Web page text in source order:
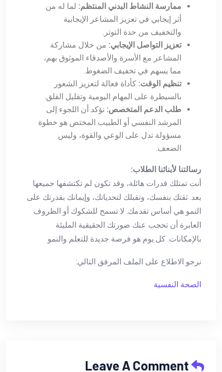
ممارسة النشاط البدني المنتظم: لما له من
أثر إيجابي في تعزيز المشاعر الإيجابية
والتخفيف من حدة التوتر.
تعزيز التواصل الإيجابي: من خلال مشاركة
المشاعر مع الأسرة والأصدقاء الموثوق بهم،
مما يسهم في تخفيف الضغوط.
تنظيم الوقت: كأداة فعالة لتعزيز الشعور
بالسيطرة على المهام اليومية وتقليل القلق.
طلب الدعم المتخصص: نؤكد أن اللجوء إلى
المرشد النفسي أو الطبيب المختص هو خطوة
مسؤولة تدل على الوعي والقوة، وليس
الضعف.
رسالتنا لأبنائنا الطلاب:
أنت تمتلك قدرات هائلة، وقد تكون لم تكتشفها جميعها
بعد. ثقتك بنفسك، وتقبلك لتحدياتك، وإيمانك بقدرتك على
النمو هي أساس تقدمك. لا تسمح للشكوك أو الظروف
العابرة أن تحجب عنك صورتك الحقيقية المليئة
بالإمكانات. كل يوم هو فرصة جديدة للتعلم والنمو
نرجو الاطلاع على الملف المرفق التالي:
الصحة النفسية